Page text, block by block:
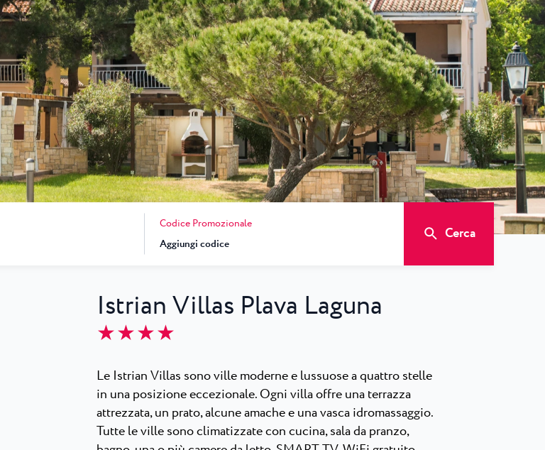
Garden Suites Umag Plava Laguna
Residence Umag Plava Laguna
Hotel Aurora Plava Laguna
Hotel Sipar Plava Laguna
Tutti gli hotel a Umago
Codice Promozionale
Cerca
Istrian Villas Plava Laguna
★ ★ ★ ★
Le Istrian Villas sono ville moderne e lussuose a quattro stelle
in una posizione eccezionale. Ogni villa offre una terrazza
attrezzata, un prato, alcune amache e una vasca idromassaggio.
Tutte le ville sono climatizzate con cucina, sala da pranzo,